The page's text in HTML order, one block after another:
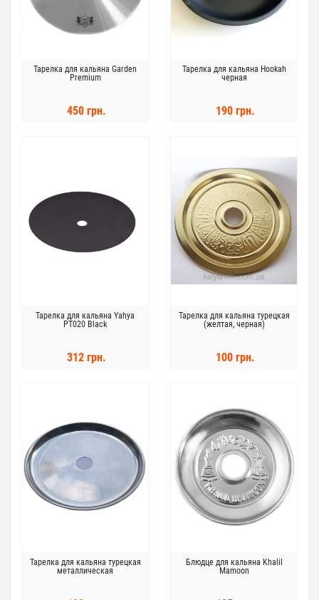
Тарелка для кальяна Garden
Premium
450 грн.
Тарелка для кальяна Hookah
черная
190 грн.
Тарелка для кальяна Yahya
PT020 Black
312 грн.
Тарелка для кальяна турецкая
(желтая, черная)
100 грн.
Тарелка для кальяна турецкая
металлическая
Блюдце для кальяна Khalil
Mamoon